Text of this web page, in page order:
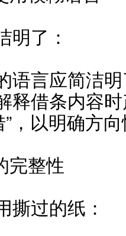
了：
言应简洁明
释借条内容
”，以明确方
整性
过的纸：